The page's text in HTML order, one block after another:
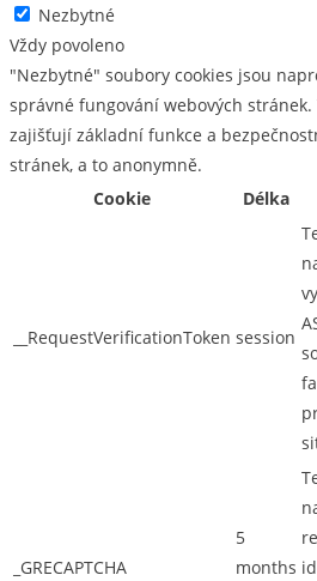
Nezbytné
Vždy povoleno
"Nezbytné" soubory cookies jsou
správné fungování webových stránek.
zajišťují základní funkce a
stránek, a to anonymně.
Cookie
Délka
__RequestVerificationToken session
_GRECAPTCHA
5
months